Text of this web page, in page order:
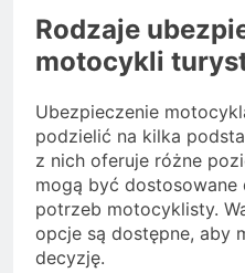
Rodzaje
motocykli
Ubezpieczenie
podzielić na kilka
z nich oferuje różne
mogą być
potrzeb motocyklisty.
opcje są dostępne, aby
decyzję.